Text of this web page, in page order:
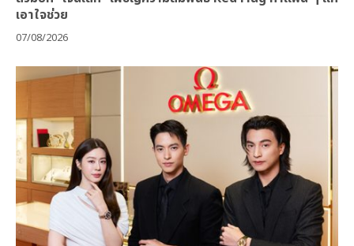
เอาใจช่วย
07/08/2026